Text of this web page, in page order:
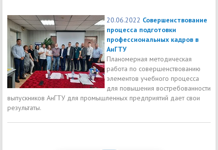
20.06.2022 Совершенствование
процесса подготовки
профессиональных кадров в
АнГТУ
Планомерная методическая
работа по совершенствованию
элементов учебного процесса
для повышения востребованности
выпускников АнГТУ для промышленных предприятий дает свои
результаты.